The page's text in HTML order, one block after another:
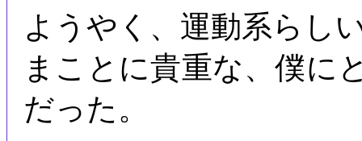
ようやく、運動系らし
まことに貴重な、僕に
だった。